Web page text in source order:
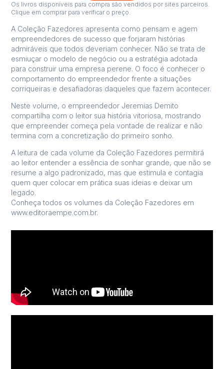
Os livros disponíveis para compra são vendidos por sites parceiros.
Clique em comprar para verificar o preço.
A Coleção Fazedores apresenta como pensam e agem
empreendedores de sucesso que forjaram histórias
admiráveis que todos deveriam conhecer. Não se trata de
esmiuçar o modelo de negócio ou a estratégia adotada
para construir uma empresa perene. O foco é conhecer o
comportamento do empreendedor frente a situações
corriqueiras e desafiadoras daqueles que fazem acontecer.
Neste volume, o empreendedor Jeremias Demito
compartilha com o leitor sua história vitoriosa, mostrando
que empreender começa pela vontade de realizar e não
termina com a concretização do primeiro sonho.
A leitura de cada volume da Coleção Fazedores permitirá
ao leitor entender a essência de sonhar grande, que não se
resume a algo padronizado, mas que estimula e contagia
quem quer colocar em prática suas ideias e deixar um
legado.
Conheça todos os volumes da Coleção Fazedores em
www.editoraempe.com.br.